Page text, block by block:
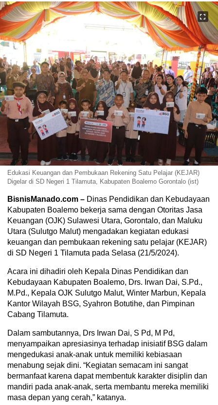
Edukasi Keuangan dan Pembukaan Rekening Satu Pelajar (KEJAR)
Digelar di SD Negeri 1 Tilamuta, Kabupaten Boalemo Gorontalo (ist)
BisnisManado.com – Dinas Pendidikan dan Kebudayaan
Kabupaten Boalemo bekerja sama dengan Otoritas Jasa
Keuangan (OJK) Sulawesi Utara, Gorontalo, dan Maluku
Utara (Sulutgo Malut) mengadakan kegiatan edukasi
keuangan dan pembukaan rekening satu pelajar (KEJAR)
di SD Negeri 1 Tilamuta pada Selasa (21/5/2024).
Acara ini dihadiri oleh Kepala Dinas Pendidikan dan
Kebudayaan Kabupaten Boalemo, Drs. Irwan Dai, S.Pd.,
M.Pd., Kepala OJK Sulutgo Malut, Winter Marbun, Kepala
Kantor Wilayah BSG, Syahron Botutihe, dan Pimpinan
Cabang Tilamuta.
Dalam sambutannya, Drs Irwan Dai, S Pd, M Pd,
menyampaikan apresiasinya terhadap inisiatif BSG dalam
mengedukasi anak-anak untuk memiliki kebiasaan
menabung sejak dini. “Kegiatan semacam ini sangat
bermanfaat karena dapat membentuk karakter disiplin dan
mandiri pada anak-anak, serta membantu mereka memiliki
masa depan yang cerah,” katanya.